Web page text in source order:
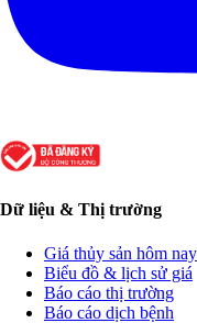
Dữ liệu & Thị trường
Giá thủy sản hôm nay
Biểu đồ & lịch sử giá
Báo cáo thị trường
Báo cáo dịch bệnh